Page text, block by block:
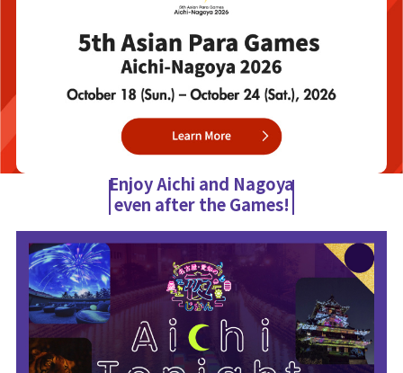
Enjoy Aichi and Nagoya
even after the Games!